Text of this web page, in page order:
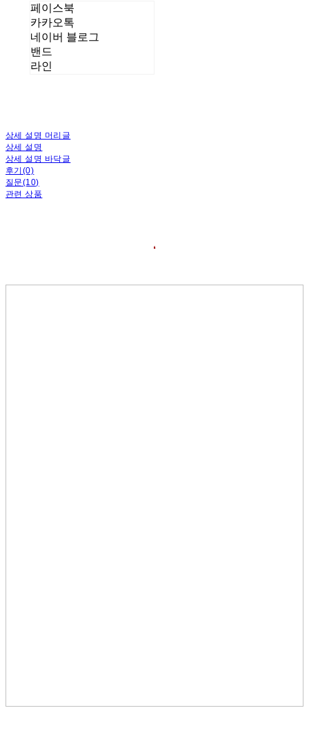
페이스북
카카오톡
네이버 블로그
밴드
라인
상세 설명 머리글
상세 설명
상세 설명 바닥글
후기(0)
질문(10)
관련 상품
❛